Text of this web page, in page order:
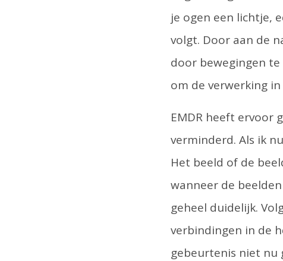
je ogen een lichtje,
volgt. Door aan de
door bewegingen
om de verwerking
EMDR heeft ervoor
verminderd. Als ik
Het beeld of de
wanneer de
geheel duidelijk.
verbindingen in de
gebeurtenis niet